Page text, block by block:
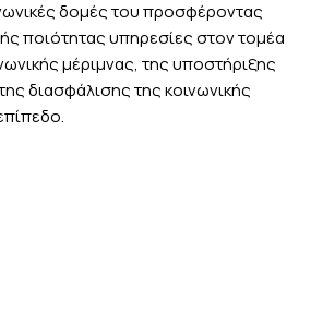
δομές του προσφέροντας
ποιότητας υπηρεσίες στον τομέα
μέριμνας, της υποστήριξης
διασφάλισης της κοινωνικής